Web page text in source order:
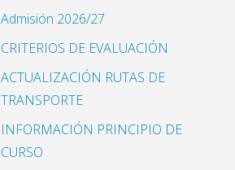
Admisión 2026/27
CRITERIOS DE EVALUACIÓN
ACTUALIZACIÓN RUTAS DE
TRANSPORTE
INFORMACIÓN PRINCIPIO DE
CURSO